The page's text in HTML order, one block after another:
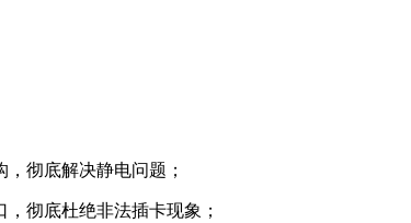
彻底解决静电问题；
彻底杜绝非法插卡现象；